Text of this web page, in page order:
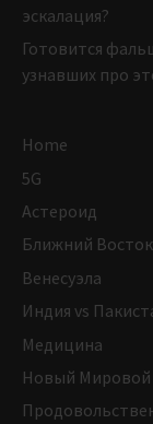
эскалация?
Готовится
узнавших про
Home
5G
Астероид
Ближний Восток
Венесуэла
Индия vs
Медицина
Новый Мировой